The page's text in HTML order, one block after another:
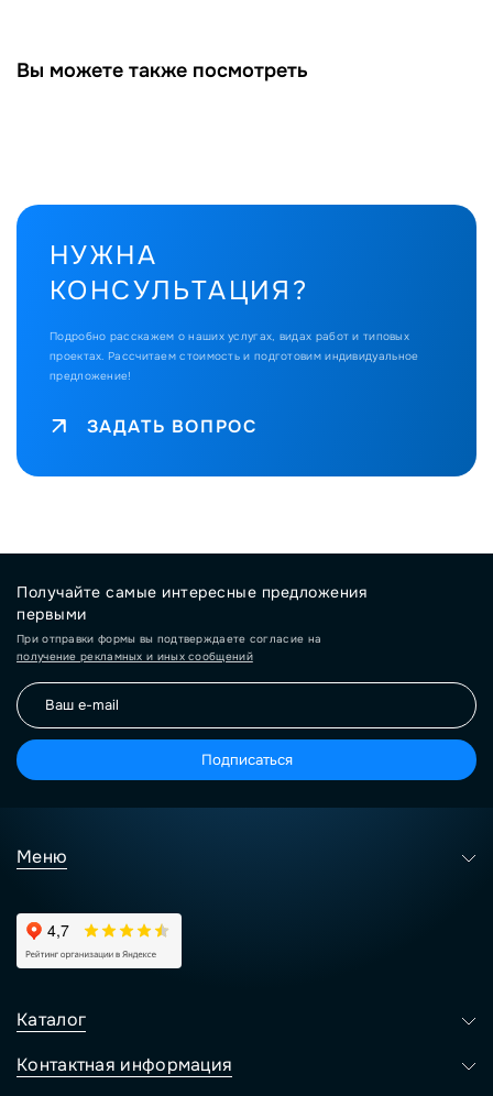
Вы можете также посмотреть
НУЖНА
КОНСУЛЬТАЦИЯ?
Подробно расскажем о наших услугах, видах работ и типовых
проектах. Рассчитаем стоимость и подготовим индивидуальное
предложение!
ЗАДАТЬ ВОПРОС
Получайте самые интересные предложения
первыми
При отправки формы вы подтверждаете согласие на
получение рекламных и иных сообщений
Подписаться
Меню
Каталог
Контактная информация